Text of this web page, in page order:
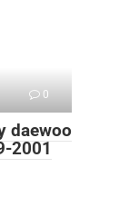
0
daewoo
2001